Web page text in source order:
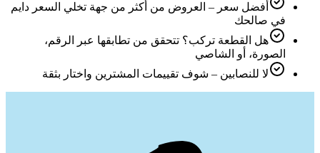
أفضل سعر – العروض من أكثر من جهة تخلي السعر دايم
في صالحك
هل القطعة تركب؟ تتحقق من تطابقها عبر الرقم،
الصورة، أو الشاصي
لا للنصابين – شوف تقييمات المشترين واختار بثقة